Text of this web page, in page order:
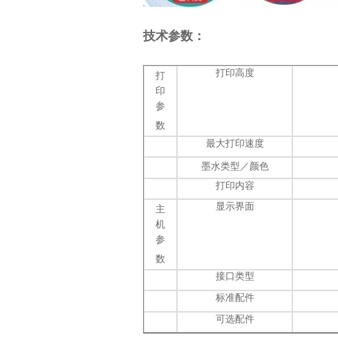
技术参数：
打
印
参
数
打印高度
最大打印速度
墨水类型／颜色
打印内容
主
机
参
数
显示界面
接口类型
标准配件
可选配件